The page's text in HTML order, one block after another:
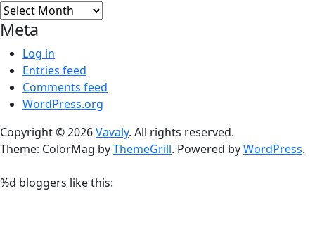
Archives
Meta
Log in
Entries feed
Comments feed
WordPress.org
Copyright © 2026Vavaly. All rights reserved.
Theme: ColorMag byThemeGrill. Powered byWordPress.
%d bloggers like this: